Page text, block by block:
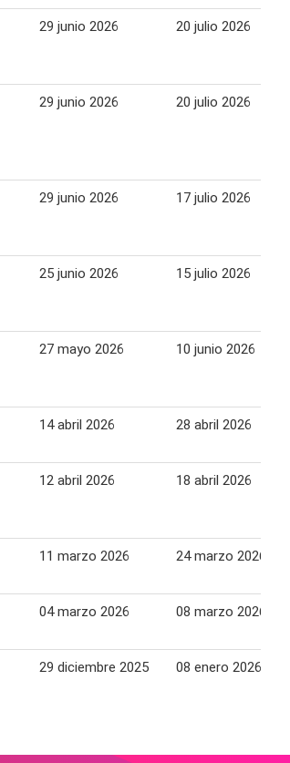
29 junio 2026 20 julio 2026
29 junio 2026 20 julio 2026
29 junio 2026 17 julio 2026
25 junio 2026 15 julio 2026
27 mayo 2026 10 junio 2026
14 abril 2026 28 abril 2026
12 abril 2026 18 abril 2026
11 marzo 2026 24 marzo 2026
04 marzo 2026 08 marzo 2026
29 diciembre 2025 08 enero 2026